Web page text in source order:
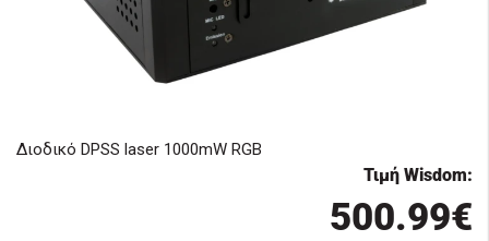
Διοδικό DPSS laser 1000mW RGB
Τιμή Wisdom:
500.99€